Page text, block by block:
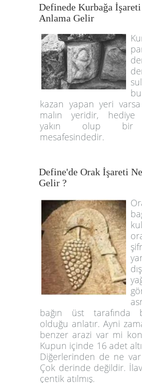
Definede Kurbağa
Anlama Gelir
kazan yapan yeri
malın yeridir, hediye
yakın olup bir
mesafesindedir.
Define'de Orak İşareti
Gelir ?
bağın üst tarafında
olduğu anlatır. Ayni
benzer arazi var mi
Kupun içinde 16 adet
Diğerlerinden de ne
Çok derinde değildir.
çentik atılmış.